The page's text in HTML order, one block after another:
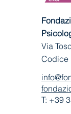
Via
Codice
T: +39